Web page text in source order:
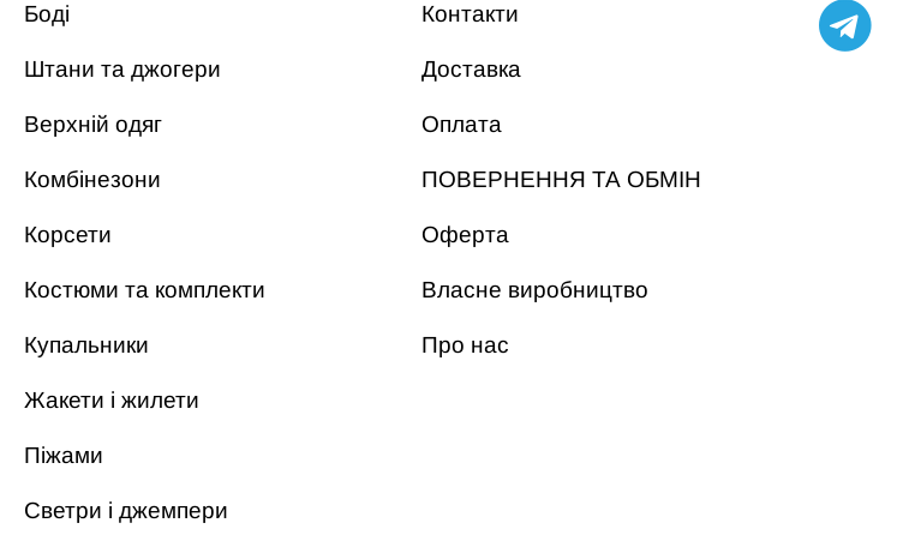
Боді
Штани та джогери
Верхній одяг
Комбінезони
Корсети
Костюми та комплекти
Купальники
Жакети і жилети
Піжами
Светри і джемпери
Контакти
Доставка
Оплата
ПОВЕРНЕННЯ ТА ОБМІН
Оферта
Власне виробництво
Про нас